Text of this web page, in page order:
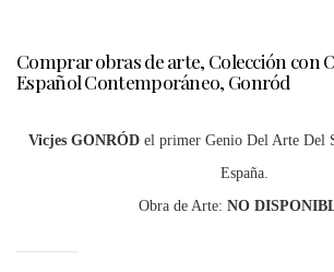
Comprar obras de arte, Colección con
Español Contemporáneo, Gonród
Vicjes GONRÓD el primer Genio Del Arte Del
España.
Obra de Arte: NO